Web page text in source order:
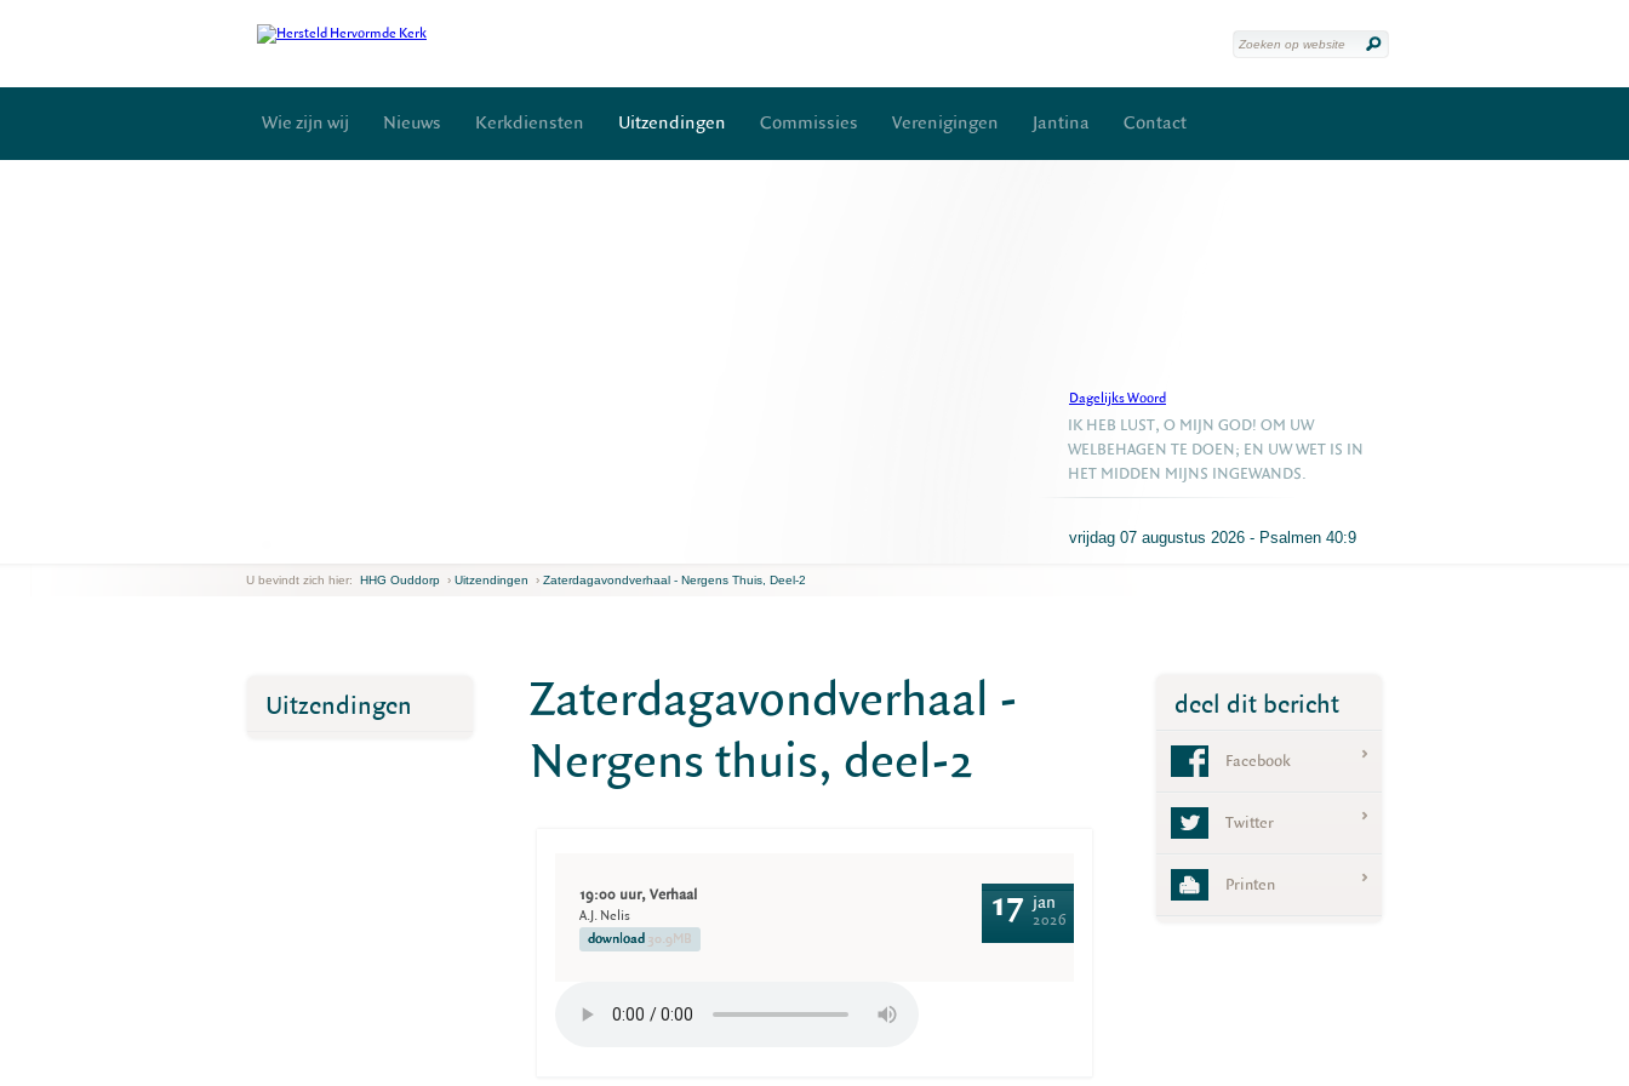
Wie zijn wij Nieuws Kerkdiensten Uitzendingen Commissies Verenigingen Jantina Contact
Dagelijks Woord
vrijdag 07 augustus 2026 - Psalmen 40:9
IK HEB LUST, O MIJN GOD! OM UW
WELBEHAGEN TE DOEN; EN UW WET IS IN
HET MIDDEN MIJNS INGEWANDS.
U bevindt zich hier: HHG Ouddorp › Uitzendingen › Zaterdagavondverhaal - Nergens Thuis, Deel-2
Zaterdagavondverhaal -
Nergens thuis, deel-2
19:00 uur, Verhaal
A.J. Nelis
download 30.9MB
17 jan
2026
Uitzendingen deel dit bericht
Facebook
Twitter
Printen